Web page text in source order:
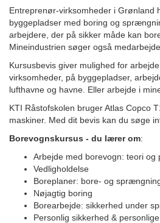
Entreprenør-virksomheder i Grønland
byggepladser med boring og
arbejdere, der på sikker måde kan
Mineindustrien søger også
Kursusbevis giver mulighed for
virksomheder, på byggepladser,
lufthavne og havne. Eller arbejde i
KTI Råstofskolen bruger Atlas Copco
maskiner. Med dit bevis kan du søge
Borevognskursus - du lærer om:
Arbejde med borevogn: teori og
Vedligholdelse
Boreplaner: bore- og
Nøjagtig boring
Borearbejde: sikkerhed under
Personlig sikkerhed &